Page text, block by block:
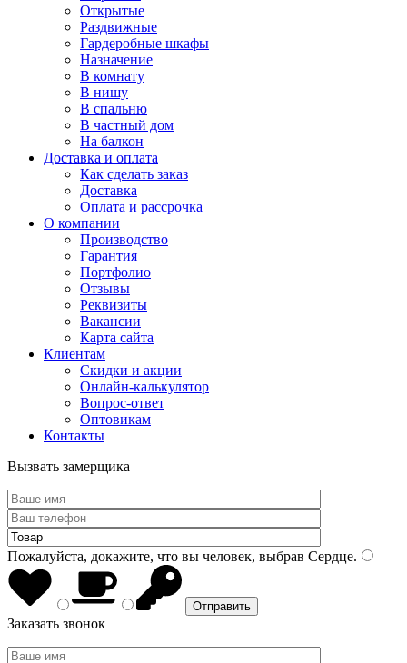
Открытые
Раздвижные
Гардеробные шкафы
Назначение
В комнату
В нишу
В спальню
В частный дом
На балкон
Доставка и оплата
Как сделать заказ
Доставка
Оплата и рассрочка
О компании
Производство
Гарантия
Портфолио
Отзывы
Реквизиты
Вакансии
Карта сайта
Клиентам
Скидки и акции
Онлайн-калькулятор
Вопрос-ответ
Оптовикам
Контакты
Вызвать замерщика
Пожалуйста, докажите, что вы человек, выбрав Сердце.
Заказать звонок